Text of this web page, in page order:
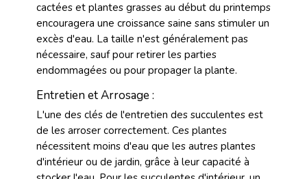
cactées et plantes grasses au début du printemps
encouragera une croissance saine sans stimuler un
excès d'eau. La taille n'est généralement pas
nécessaire, sauf pour retirer les parties
endommagées ou pour propager la plante.
Entretien et Arrosage :
L'une des clés de l'entretien des succulentes est
de les arroser correctement. Ces plantes
nécessitent moins d'eau que les autres plantes
d'intérieur ou de jardin, grâce à leur capacité à